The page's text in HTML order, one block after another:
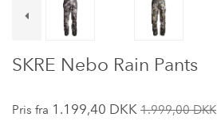
SKRE Nebo Rain Pants
Pris fra 1.199,40 DKK 1.999,00 DKK